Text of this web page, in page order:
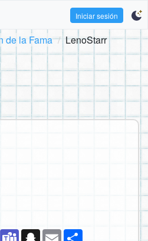
Iniciar sesión
de la Fama LenoStarr
Messenger
TeamsSnapchat
Email